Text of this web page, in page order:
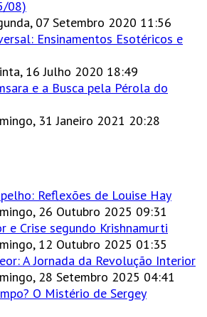
08)
07 Setembro 2020 11:56
Ensinamentos Esotéricos e
16 Julho 2020 18:49
e a Busca pela Pérola do
31 Janeiro 2021 20:28
Reflexões de Louise Hay
26 Outubro 2025 09:31
e Crise segundo Krishnamurti
12 Outubro 2025 01:35
A Jornada da Revolução Interior
28 Setembro 2025 04:41
O Mistério de Sergey